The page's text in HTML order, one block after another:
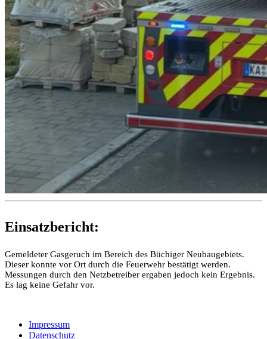
Einsatzbericht:
Gemeldeter Gasgeruch im Bereich des Büchiger Neubaugebiets.
Dieser konnte vor Ort durch die Feuerwehr bestätigt werden.
Messungen durch den Netzbetreiber ergaben jedoch kein Ergebnis.
Es lag keine Gefahr vor.
Impressum
Datenschutz